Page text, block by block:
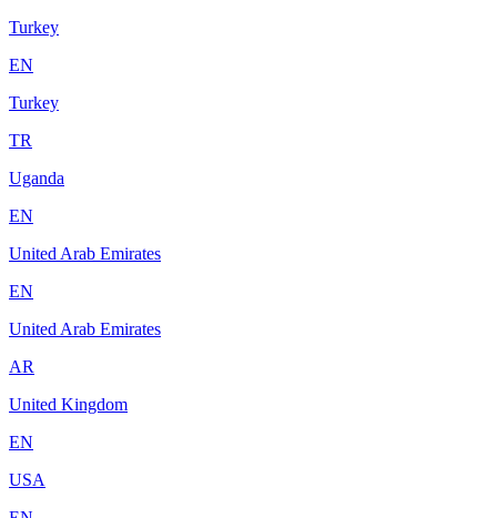
Turkey
EN
Turkey
TR
Uganda
EN
United Arab Emirates
EN
United Arab Emirates
AR
United Kingdom
EN
USA